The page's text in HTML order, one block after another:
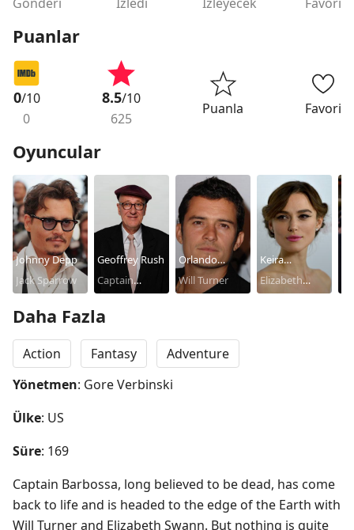
Puanlar
0/10
0
8.5/10
625
Puanla Favori
Oyuncular
Johnny Depp
Jack Sparrow
Geoffrey Rush
Captain
Barbossa
Orlando
Bloom
Will Turner
Keira
Knightley
Elizabeth
Daha Fazla
Action Fantasy
Adventure
Yönetmen: Gore Verbinski
Ülke: US
Süre: 169
Captain Barbossa, long believed to be dead, has come
back to life and is headed to the edge of the Earth with
Will Turner and Elizabeth Swann. But nothing is quite